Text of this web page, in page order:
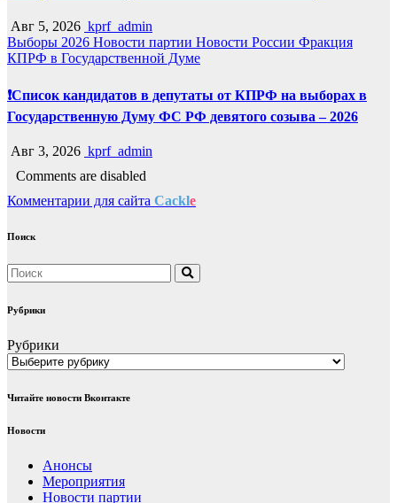
Авг 5, 2026 kprf_admin
Выборы 2026 Новости партии Новости России Фракция
КПРФ в Государственной Думе
❗️Список кандидатов в депутаты от КПРФ на выборах в
Государственную Думу ФС РФ девятого созыва – 2026
Авг 3, 2026 kprf_admin
Comments are disabled
Комментарии для сайта Cackle
Поиск
Рубрики
Рубрики
Читайте новости Вконтакте
Новости
Анонсы
Мероприятия
Новости партии